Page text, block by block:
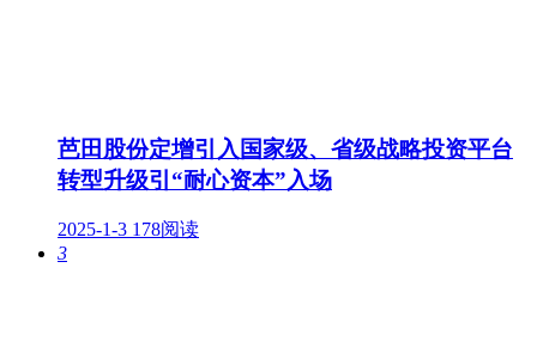
芭田股份定增引入国家级、省级战略投资平台
转型升级引“耐心资本”入场
2025-1-3 178阅读
3